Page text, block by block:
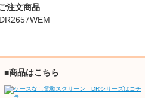
注文商品
■商品はこちら